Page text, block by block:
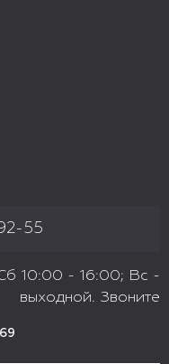
55
10:00 - 16:00; Вс -
выходной. Звоните